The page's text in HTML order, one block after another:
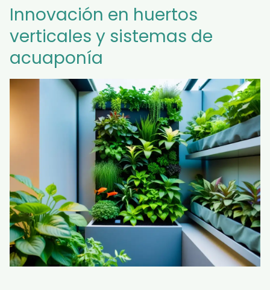
Innovación en huertos
verticales y sistemas de
acuaponía